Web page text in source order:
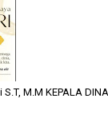
M.M KEPALA